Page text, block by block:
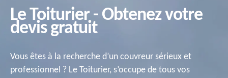
Le Toiturier - Obtenez votre
devis gratuit
Vous êtes à la recherche d’un couvreur sérieux et
professionnel ? Le Toiturier, s’occupe de tous vos